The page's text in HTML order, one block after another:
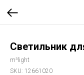
Светильник
m³light
SKU: 12661020